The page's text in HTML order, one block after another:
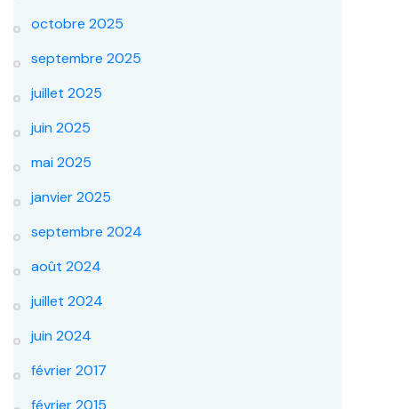
octobre 2025
septembre 2025
juillet 2025
juin 2025
mai 2025
janvier 2025
septembre 2024
août 2024
juillet 2024
juin 2024
février 2017
février 2015